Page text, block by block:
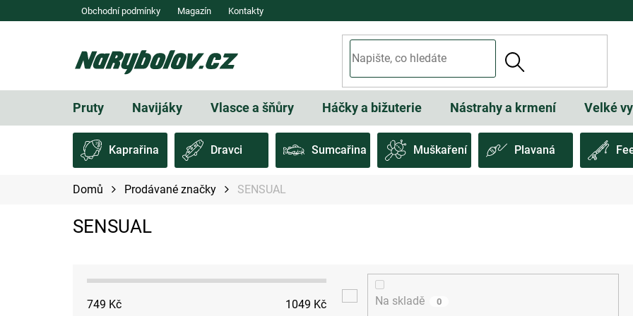
na
Obchodní podmínky Magazín Kontakty
Pruty Navijáky Vlasce a šňůry Háčky a bižuterie Nástrahy a krmení Velké
Kaprařina Dravci Sumcařina Muškaření Plavaná
Domů Prodávané značky SENSUAL
SENSUAL
749 Kč 1049 Kč Na skladě 0